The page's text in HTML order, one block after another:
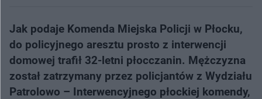
Jak podaje Komenda Miejska Policji w Płocku,
do policyjnego aresztu prosto z interwencji
domowej trafił 32-letni płocczanin. Mężczyzna
został zatrzymany przez policjantów z Wydziału
Patrolowo – Interwencyjnego płockiej komendy,